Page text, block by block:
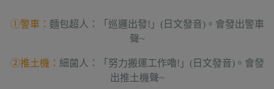
①警車： 麵包超人：「巡邏出發!」(日文發音)。會發出警車
聲~
②推土機： 細菌人：「努力搬運工作嚕!」(日文發音)。會發
出推土機聲~